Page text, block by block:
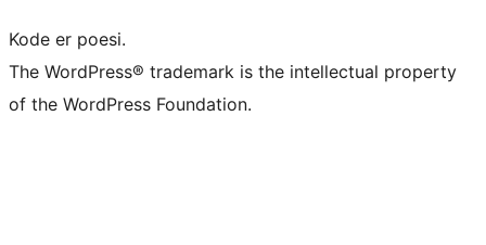
Kode er poesi.
The WordPress® trademark is the intellectual property
of the WordPress Foundation.